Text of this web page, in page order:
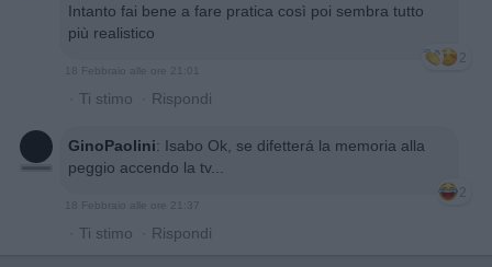
Intanto fai bene a fare pratica così poi sembra tutto
più realistico
2
18 Febbraio alle ore 21:01
· Ti stimo · Rispondi
GinoPaolini: Isabo Ok, se difetterá la memoria alla
peggio accendo la tv...
2
18 Febbraio alle ore 21:37
· Ti stimo · Rispondi